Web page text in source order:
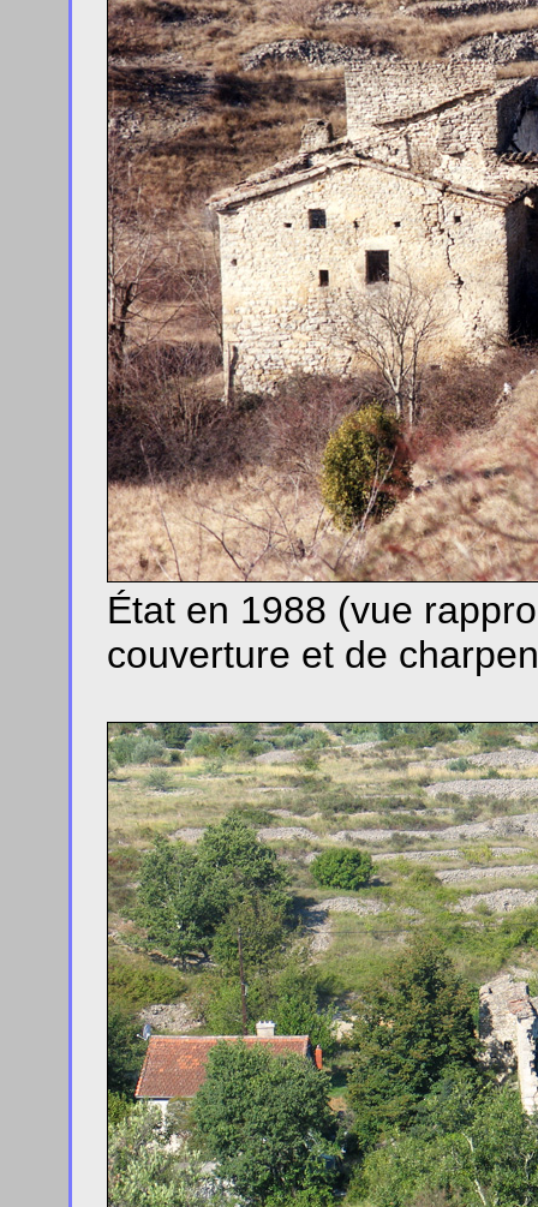
État en 1988 (vue
couverture et de